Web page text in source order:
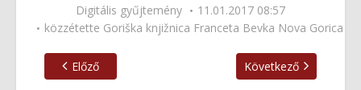
Digitális gyűjtemény
11.01.2017 08:57
közzétette Goriška knjižnica Franceta Bevka Nova Gorica
Előző Következő